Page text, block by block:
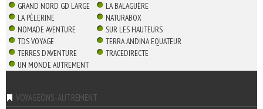
GRAND NORD GD LARGE
LA BALAGUÈRE
LA PÈLERINE
NATURABOX
NOMADE AVENTURE
SUR LES HAUTEURS
TDS VOYAGE
TERRA ANDINA EQUATEUR
TERRES D'AVENTURE
TRACEDIRECTE
UN MONDE AUTREMENT
VOYAGEONS-AUTREMENT